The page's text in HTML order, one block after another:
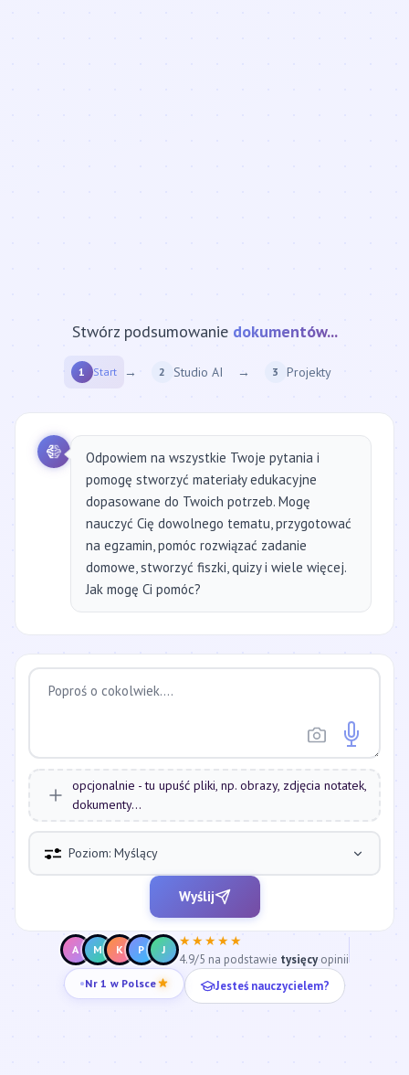
Stwórz podsumowanie strony internetowej...
1 Start → 2 Studio AI → 3 Projekty
Odpowiem na wszystkie Twoje pytania i
pomogę stworzyć materiały edukacyjne
dopasowane do Twoich potrzeb. Mogę
nauczyć Cię dowolnego tematu, przygotować
na egzamin, pomóc rozwiązać zadanie
domowe, stworzyć fiszki, quizy i wiele więcej.
Jak mogę Ci pomóc?
opcjonalnie - tu upuść pliki, np. obrazy, zdjęcia notatek,
dokumenty...
Poziom: Myślący
Wyślij
A M K P J
★★★★★
4.9/5 na podstawie tysięcyopinii
Nr 1 w Polsce Jesteś nauczycielem?